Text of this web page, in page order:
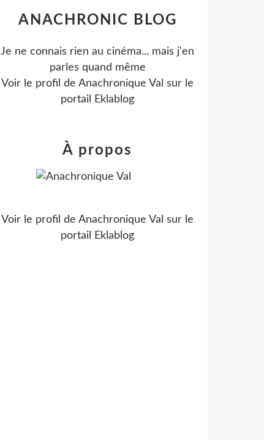
ANACHRONIC BLOG
Je ne connais rien au cinéma... mais j'en
parles quand même
Voir le profil de Anachronique Val sur le
portail Eklablog
À propos
Voir le profil de Anachronique Val sur le
portail Eklablog